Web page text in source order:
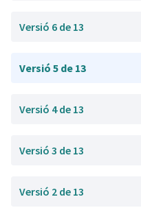
Versió 6 de 13
Versió 5 de 13
Versió 4 de 13
Versió 3 de 13
Versió 2 de 13